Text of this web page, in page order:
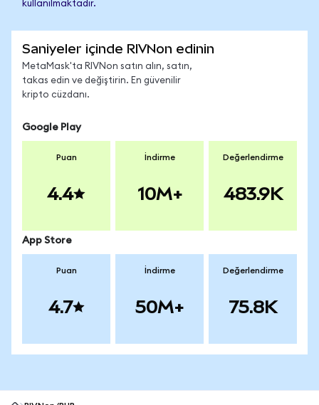
kullanılmaktadır.
Saniyeler içinde RIVNon edinin
MetaMask'ta RIVNon satın alın, satın,
takas edin ve değiştirin. En güvenilir
kripto cüzdanı.
Google Play
Puan
4.4
İndirme
10M+
Değerlendirme
483.9K
App Store
Puan
4.7
İndirme
50M+
Değerlendirme
75.8K